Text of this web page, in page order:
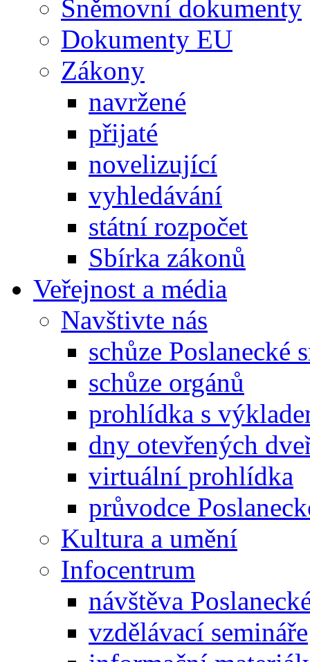
Sněmovní dokumenty
Dokumenty EU
Zákony
navržené
přijaté
novelizující
vyhledávání
státní rozpočet
Sbírka zákonů
Veřejnost a média
Navštivte nás
schůze Poslanecké
schůze orgánů
prohlídka s
dny otevřených
virtuální prohlídka
průvodce
Kultura a umění
Infocentrum
návštěva
vzdělávací semináře